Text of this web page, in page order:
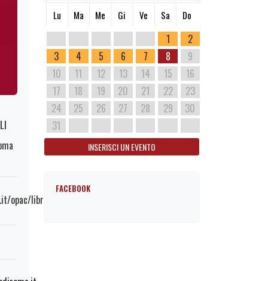
opac/library/biblioteca-
Lu Ma Me Gi Ve Sa Do
1
2
3
4 5 6 7 8
9
10
11 12 13 14 15
16
17
18 19 20 21 22
23
24
25 26 27 28 29
30
31
INSERISCI UN EVENTO
FACEBOOK